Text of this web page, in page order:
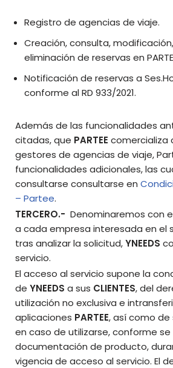
Registro de agencias de viaje.
Creación, consulta,
eliminación de reservas en
Notificación de reservas a
conforme al RD 933/2021.
Además de las funcionalidades
citadas, que PARTEE comercializa
gestores de agencias de viaje,
funcionalidades adicionales, las
consultarse consultarse en
– Partee.
TERCERO.- Denominaremos con
a cada empresa interesada en el
tras analizar la solicitud,YNEEDS
servicio.
El acceso al servicio supone la
de YNEEDS a sus CLIENTES, del
utilización no exclusiva e
aplicaciones PARTEE, así como de
en caso de utilizarse, conforme
documentación de producto,
vigencia de acceso al servicio. El